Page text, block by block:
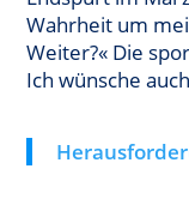
Wahrheit um
Weiter?« Die
Ich wünsche